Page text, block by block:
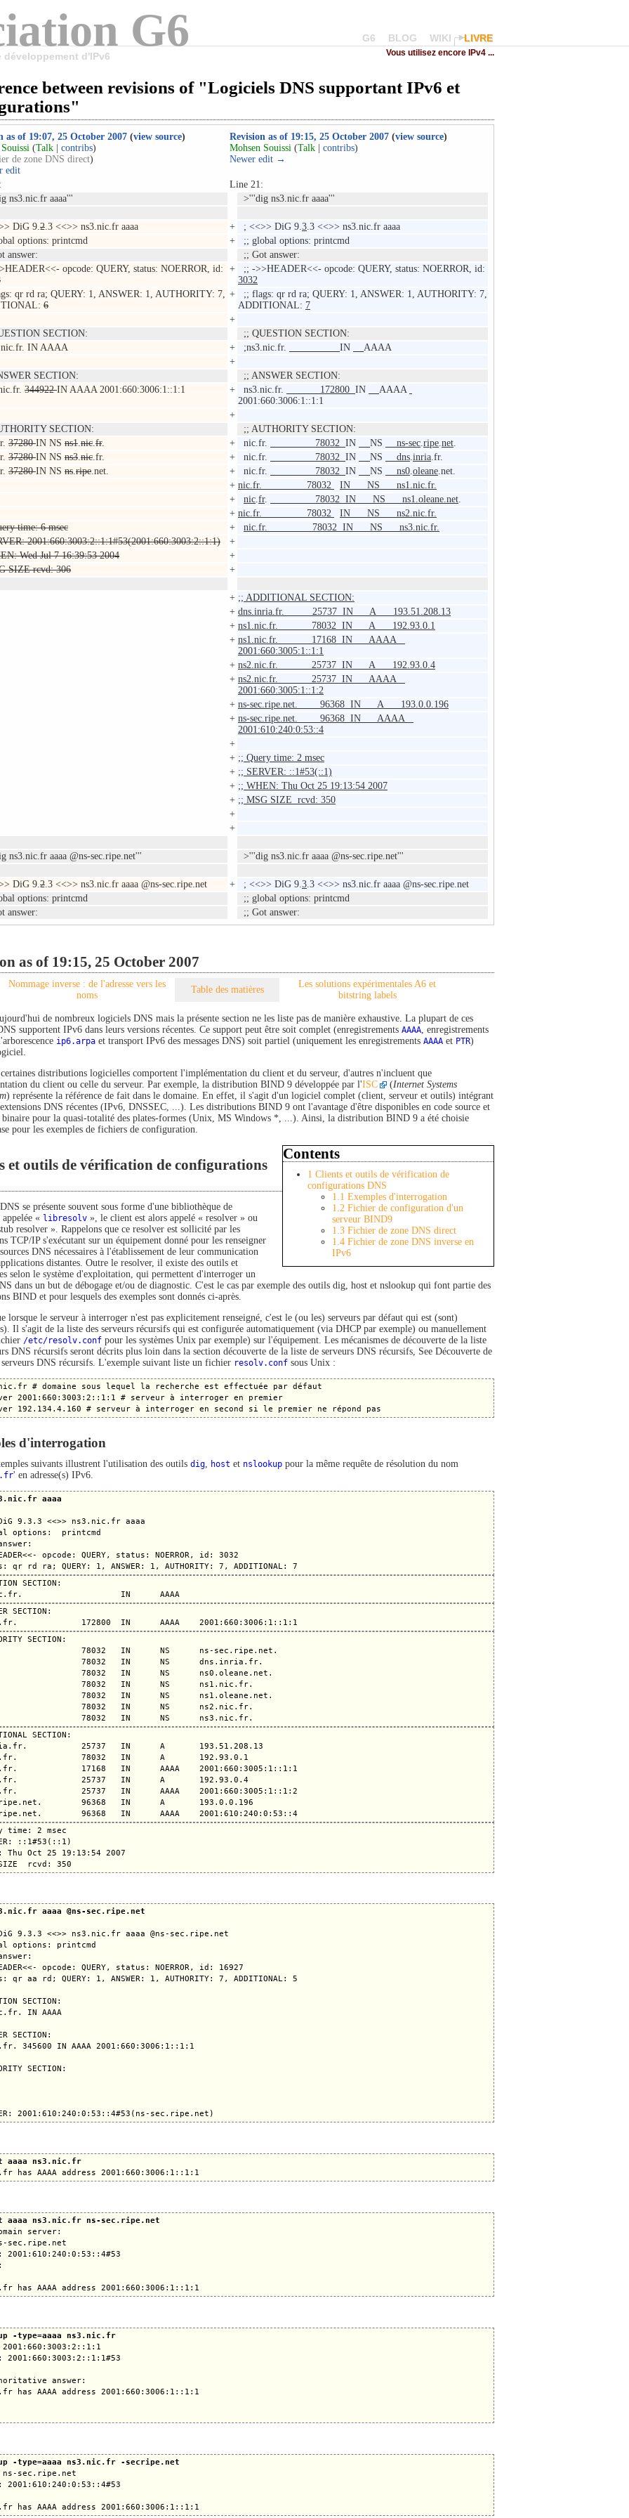
G6
d'IPv6
G6 BLOG WIKI LIVRE
Vous utilisez encore IPv4 ...
between revisions of "Logiciels DNS supportant IPv6 et
as of 19:07, 25 October 2007 (view source)
(Talk contribs)
de zone DNS direct)
edit
Revision as of 19:15, 25 October 2007 (view source)
Mohsen Souissi (Talk contribs)
Newer edit →
Line 21:
ns3.nic.fr aaaa'''
>'''dig ns3.nic.fr aaaa'''
DiG 9.2.3 <<>> ns3.nic.fr aaaa + ; <<>> DiG 9.3.3 <<>> ns3.nic.fr aaaa
options: printcmd + ;; global options: printcmd
answer:
;; Got answer:
opcode: QUERY, status: NOERROR, id:
+
;; ->>HEADER<<- opcode: QUERY, status: NOERROR, id:
3032
qr rd ra; QUERY: 1, ANSWER: 1, AUTHORITY: 7,
6
+
;; flags: qr rd ra; QUERY: 1, ANSWER: 1, AUTHORITY: 7,
ADDITIONAL: 7
+
SECTION:
;; QUESTION SECTION:
IN AAAA + ;ns3.nic.fr. IN
AAAA
+
SECTION:
;; ANSWER SECTION:
344922IN AAAA 2001:660:3006:1::1:1 + ns3.nic.fr. 172800 IN
AAAA
2001:660:3006:1::1:1
+
SECTION:
;; AUTHORITY SECTION:
37280IN NS ns1.nic.fr. + nic.fr. 78032 IN NS ns-sec.ripe.net.
37280IN NS ns3.nic.fr. + nic.fr. 78032 IN NS dns.inria.fr.
37280IN NS ns.ripe.net. + nic.fr. 78032 IN NS ns0.oleane.net.
+ nic.fr. 78032
IN NS ns1.nic.fr.
+ nic.fr. 78032 IN NS ns1.oleane.net.
+ nic.fr. 78032
IN NS ns2.nic.fr.
time: 6 msec +
nic.fr. 78032 IN NS ns3.nic.fr.
2001:660:3003:2::1:1#53(2001:660:3003:2::1:1)
+
Wed Jul 7 16:39:53 2004
+
SIZE rcvd: 306 +
+ ;; ADDITIONAL SECTION:
+ dns.inria.fr. 25737 IN A 193.51.208.13
+ ns1.nic.fr. 78032 IN A 192.93.0.1
+ ns1.nic.fr. 17168 IN AAAA
2001:660:3005:1::1:1
+ ns2.nic.fr. 25737 IN A 192.93.0.4
+ ns2.nic.fr. 25737 IN AAAA
2001:660:3005:1::1:2
+ ns-sec.ripe.net. 96368 IN A 193.0.0.196
+ ns-sec.ripe.net. 96368 IN AAAA
2001:610:240:0:53::4
+
+ ;; Query time: 2 msec
+ ;; SERVER: ::1#53(::1)
+ ;; WHEN: Thu Oct 25 19:13:54 2007
+ ;; MSG SIZE rcvd: 350
+
+
ns3.nic.fr aaaa @ns-sec.ripe.net''' >'''dig ns3.nic.fr aaaa @ns-sec.ripe.net'''
DiG 9.2.3 <<>> ns3.nic.fr aaaa @ns-sec.ripe.net + ; <<>> DiG 9.3.3 <<>> ns3.nic.fr aaaa @ns-sec.ripe.net
options: printcmd
;; global options: printcmd
answer:
;; Got answer:
as of 19:15, 25 October 2007
Nommage inverse : de l'adresse vers les
noms
Table des matières
Les solutions expérimentales A6 et
bitstring labels
de nombreux logiciels DNS mais la présente section ne les liste pas de manière exhaustive. La plupart de ces
supportent IPv6 dans leurs versions récentes. Ce support peut être soit complet (enregistrements AAAA , enregistrements
ip6.arpa et transport IPv6 des messages DNS) soit partiel (uniquement les enregistrements AAAA et PTR)
distributions logicielles comportent l'implémentation du client et du serveur, d'autres n'incluent que
du client ou celle du serveur. Par exemple, la distribution BIND 9 développée par l'ISC (Internet Systems
) représente la référence de fait dans le domaine. En effet, il s'agit d'un logiciel complet (client, serveur et outils) intégrant
DNS récentes (IPv6, DNSSEC, ...). Les distributions BIND 9 ont l'avantage d'être disponibles en code source et
pour la quasi-totalité des plates-formes (Unix, MS Windows *, ...). Ainsi, la distribution BIND 9 a été choisie
pour les exemples de fichiers de configuration.
Contents
1 Clients et outils de vérification de
configurations DNS
1.1 Exemples d'interrogation
1.2 Fichier de configuration d'un
serveur BIND9
1.3 Fichier de zone DNS direct
1.4 Fichier de zone DNS inverse en
IPv6
et outils de vérification de configurations
se présente souvent sous forme d'une bibliothèque de
« libresolv », le client est alors appelé « resolver » ou
resolver ». Rappelons que ce resolver est sollicité par les
TCP/IP s'exécutant sur un équipement donné pour les renseigner
DNS nécessaires à l'établissement de leur communication
distantes. Outre le resolver, il existe des outils et
selon le système d'exploitation, qui permettent d'interroger un
dans un but de débogage et/ou de diagnostic. C'est le cas par exemple des outils dig, host et nslookup qui font partie des
BIND et pour lesquels des exemples sont donnés ci-après.
lorsque le serveur à interroger n'est pas explicitement renseigné, c'est le (ou les) serveurs par défaut qui est (sont)
Il s'agit de la liste des serveurs récursifs qui est configurée automatiquement (via DHCP par exemple) ou manuellement
/etc/resolv.conf pour les systèmes Unix par exemple) sur l'équipement. Les mécanismes de découverte de la liste
DNS récursifs seront décrits plus loin dans la section découverte de la liste de serveurs DNS récursifs, See Découverte de
DNS récursifs. L'exemple suivant liste un fichier resolv.conf sous Unix :
# domaine sous lequel la recherche est effectuée par défaut
2001:660:3003:2::1:1 # serveur à interroger en premier
d'interrogation
suivants illustrent l'utilisation des outils dig host et nslookup pour la même requête de résolution du nom
' en adresse(s) IPv6.
aaaa
9.3.3 <<>> ns3.nic.fr aaaa
options:  printcmd
opcode: QUERY, status: NOERROR, id: 3032
SECTION:
SECTION:
SECTION:
78032   IN      NS      ns-sec.ripe.net.
78032   IN      NS      dns.inria.fr.
78032   IN      NS      ns0.oleane.net.
78032   IN      NS      ns1.nic.fr.
78032   IN      NS      ns1.oleane.net.
78032   IN      NS      ns2.nic.fr.
SECTION:
25737   IN      A       193.51.208.13
78032   IN      A       192.93.0.1
17168   IN      AAAA    2001:660:3005:1::1:1
25737   IN      A       192.93.0.4
25737   IN      AAAA    2001:660:3005:1::1:2
96368   IN      A       193.0.0.196
time: 2 msec
::1#53(::1)
Thu Oct 25 19:13:54 2007
aaaa @ns-sec.ripe.net
9.3.3 <<>> ns3.nic.fr aaaa @ns-sec.ripe.net
options: printcmd
opcode: QUERY, status: NOERROR, id: 16927
aa rd; QUERY: 1, ANSWER: 1, AUTHORITY: 7, ADDITIONAL: 5
SECTION:
IN AAAA
SECTION:
345600 IN AAAA 2001:660:3006:1::1:1
SECTION:
aaaa ns3.nic.fr
aaaa ns3.nic.fr ns-sec.ripe.net
server:
sec.ripe.net
2001:610:240:0:53::4#53
-type=aaaa ns3.nic.fr
2001:660:3003:2::1:1#53
answer:
has AAAA address 2001:660:3006:1::1:1
-type=aaaa ns3.nic.fr -secripe.net
ns-sec.ripe.net
2001:610:240:0:53::4#53